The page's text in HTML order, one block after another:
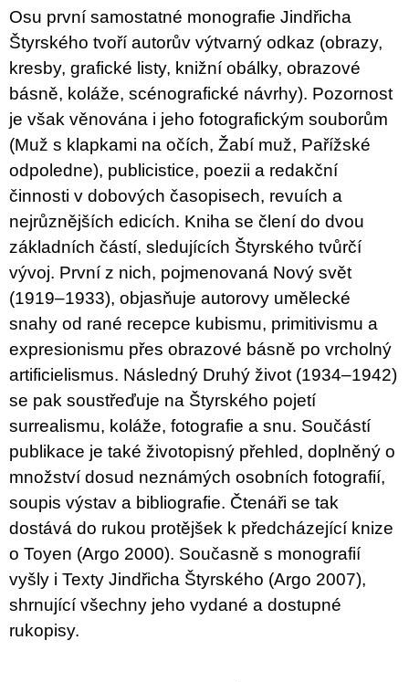
Osu první samostatné monografie Jindřicha
Štyrského tvoří autorův výtvarný odkaz (obrazy,
kresby, grafické listy, knižní obálky, obrazové
básně, koláže, scénografické návrhy). Pozornost
je však věnována i jeho fotografickým souborům
(Muž s klapkami na očích, Žabí muž, Pařížské
odpoledne), publicistice, poezii a redakční
činnosti v dobových časopisech, revuích a
nejrůznějších edicích. Kniha se člení do dvou
základních částí, sledujících Štyrského tvůrčí
vývoj. První z nich, pojmenovaná Nový svět
(1919–1933), objasňuje autorovy umělecké
snahy od rané recepce kubismu, primitivismu a
expresionismu přes obrazové básně po vrcholný
artificielismus. Následný Druhý život (1934–1942)
se pak soustřeďuje na Štyrského pojetí
surrealismu, koláže, fotografie a snu. Součástí
publikace je také životopisný přehled, doplněný o
množství dosud neznámých osobních fotografií,
soupis výstav a bibliografie. Čtenáři se tak
dostává do rukou protějšek k předcházející knize
o Toyen (Argo 2000). Současně s monografií
vyšly i Texty Jindřicha Štyrského (Argo 2007),
shrnující všechny jeho vydané a dostupné
rukopisy.
o
m
m
e
n
ARTMAT
KRABIČKA
ARTMAT
BOX
200
Kč